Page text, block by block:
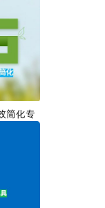
简化专